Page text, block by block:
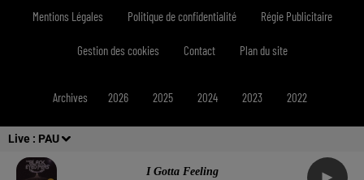
Live : PAU
I Gotta Feeling
Mentions Légales Politique de confidentialité Régie Publicitaire
Gestion des cookies Contact Plan du site
Archives 2026 2025 2024 2023 2022